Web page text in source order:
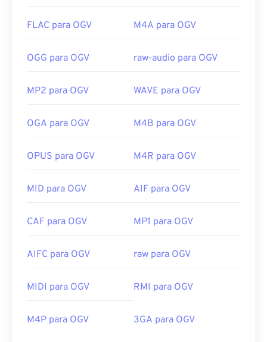
FLAC para OGV M4A para OGV
OGG para OGV raw-audio para OGV
MP2 para OGV WAVE para OGV
OGA para OGV M4B para OGV
OPUS para OGV M4R para OGV
MID para OGV AIF para OGV
CAF para OGV MP1 para OGV
AIFC para OGV raw para OGV
MIDI para OGV RMI para OGV
M4P para OGV 3GA para OGV